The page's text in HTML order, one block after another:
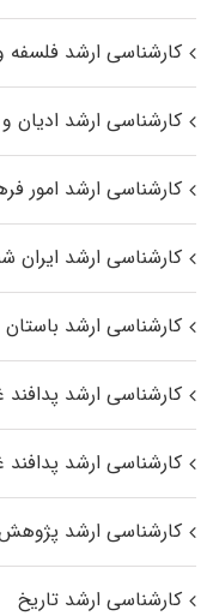
کارشناسی ارشد فلسفه
کارشناسی ارشد ادیان
کارشناسی ارشد امور
کارشناسی ارشد ایران
کارشناسی ارشد
کارشناسی ارشد پدافند
کارشناسی ارشد پدافند
کارشناسی ارشد
کارشناسی ارشد تاریخ